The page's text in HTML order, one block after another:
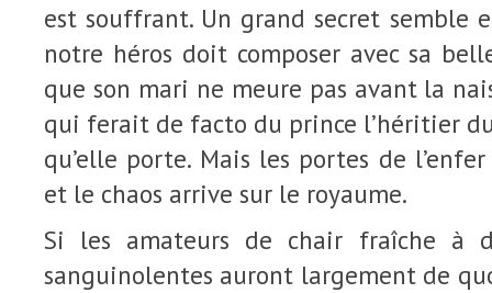
est souffrant. Un grand secret semble
notre héros doit composer avec sa
que son mari ne meure pas avant la
qui ferait de facto du prince l’héritier
qu’elle porte. Mais les portes de
et le chaos arrive sur le royaume.
Si les amateurs de chair fraîche à
sanguinolentes auront largement de